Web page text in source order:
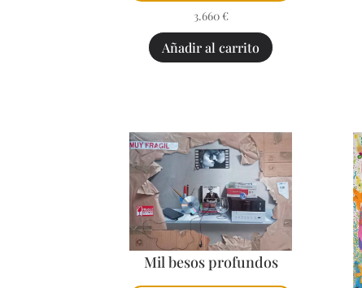
3.660 €
Añadir al carrito
Mil besos profundos